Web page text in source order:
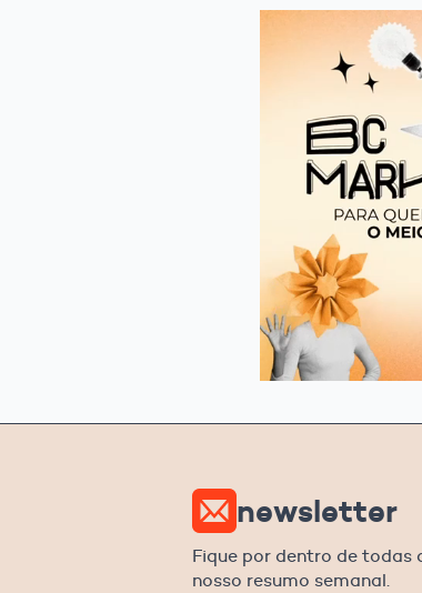
newsletter
Fique por dentro de todas
nosso resumo semanal.